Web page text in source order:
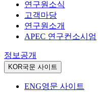
연구원소식
고객마당
연구원소개
APEC 연구컨소시엄
정보공개
KOR국문 사이트
ENG영문 사이트